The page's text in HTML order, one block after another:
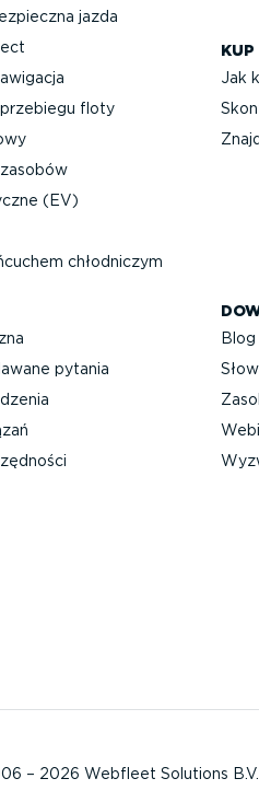
jazda
floty
(EV)
chłodniczym
KUP
Jak
pytania
Blog
– 2026 Webfleet Solutions B.V.